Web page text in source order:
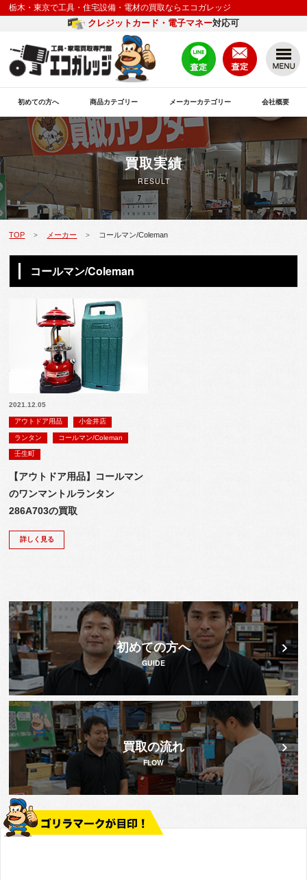
栃木・東京で工具・住宅設備・電材の買取ならエコガレッジ
クレジットカード・電子マネー対応可
初めての方へ 商品カテゴリー メーカーカテゴリー 会社概要
買取実績
RESULT
TOP > メーカー > コールマン/Coleman
コールマン/Coleman
2021.12.05
アウトドア用品 小金井店
ランタン コールマン/Coleman
壬生町
【アウトドア用品】コールマン
のワンマントルランタン
286A703の買取
詳しく見る
初めての方へ
GUIDE
買取の流れ
FLOW